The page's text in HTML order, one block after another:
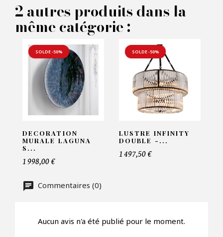
Email*
Telephone*
Offre*
CAPTCHA
2 autres produits dans la
même catégorie :
SOLDE -50%
DECORATION
MURALE LAGUNA
S...
1 998,00 €
SOLDE -50%
LUSTRE INFINITY
DOUBLE -...
1 497,50 €
Commentaires (0)
Aucun avis n'a été publié pour le moment.